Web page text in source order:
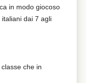
in modo giocoso
dai 7 agli
che in